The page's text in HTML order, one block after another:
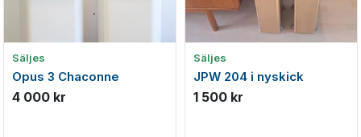
Säljes
Opus 3 Chaconne
4 000 kr
Säljes
JPW 204 i nyskick
1 500 kr